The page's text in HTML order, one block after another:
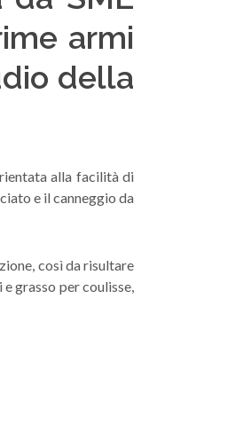
armi
della
alla facilità di
e il canneggio da
così da risultare
grasso per coulisse,